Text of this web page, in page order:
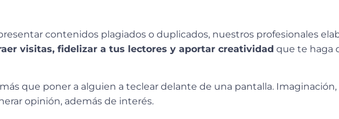
contenidos plagiados o duplicados, nuestros profesionales
visitas, fidelizar a tus lectores y aportar creatividad que te haga
que poner a alguien a teclear delante de una pantalla.
opinión, además de interés.